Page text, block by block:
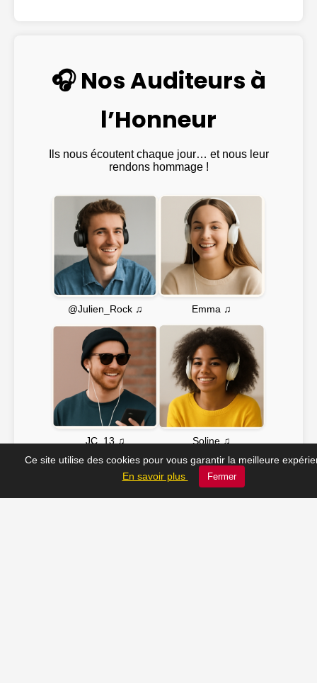
🎧 Nos Auditeurs à
l’Honneur
Ils nous écoutent chaque jour… et nous leur
rendons hommage !
@Julien_Rock ♫ Emma ♫
JC_13 ♫ Soline ♫
📸 Tu veux apparaître ici ? Envoie-nous ta photo à
contact@radio-lechatelet.fr
Ce site utilise des cookies pour vous garantir la meilleure
En savoir plus
Fermer